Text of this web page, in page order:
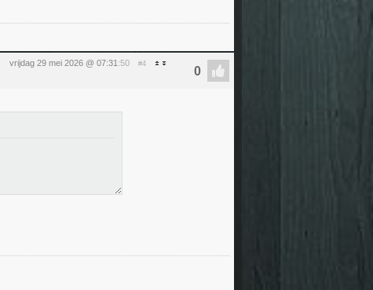
vrijdag 29 mei 2026 @ 07:31 :50 #4